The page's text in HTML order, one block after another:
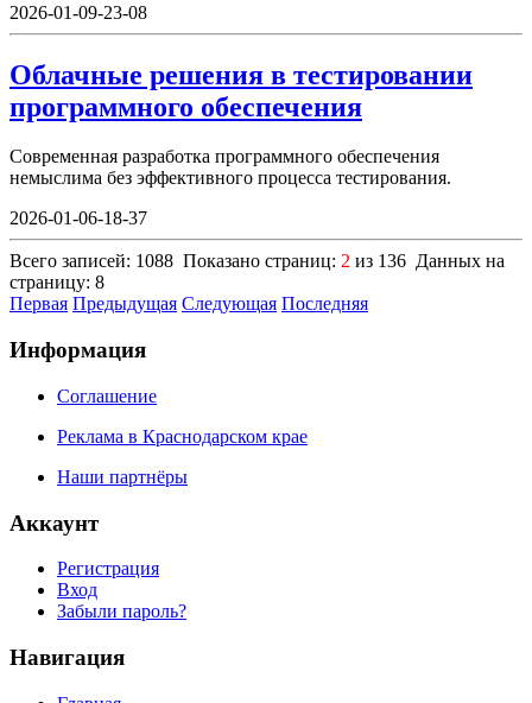
2026-01-09-23-08
Облачные решения в тестировании
программного обеспечения
Современная разработка программного обеспечения
немыслима без эффективного процесса тестирования.
2026-01-06-18-37
Всего записей: 1088 Показано страниц: 2 из 136 Данных на
страницу: 8
Первая Предыдущая Следующая Последняя
Информация
Соглашение
Реклама в Краснодарском крае
Наши партнёры
Аккаунт
Регистрация
Вход
Забыли пароль?
Навигация